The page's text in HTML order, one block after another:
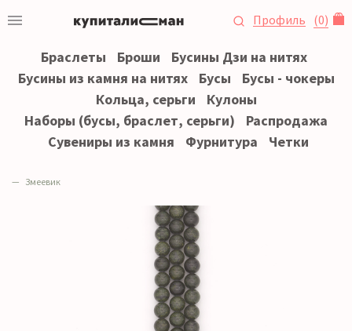
Профиль (0)
Браслеты Броши
Бусины Дзи на нитях
Бусины из камня на нитях
Бусы
Бусы - чокеры
Кольца, серьги
Кулоны
Наборы (бусы, браслет, серьги)
Распродажа
Сувениры из камня
Фурнитура Четки
Змеевик